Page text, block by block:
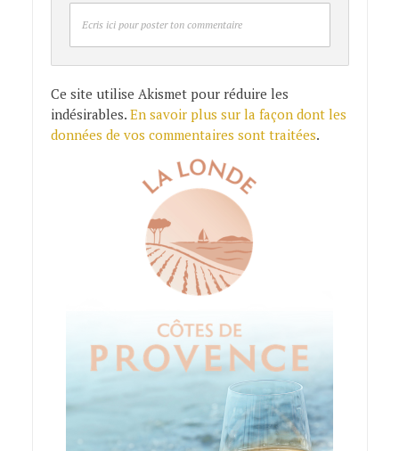
Ecris ici pour poster ton commentaire
Ce site utilise Akismet pour réduire les
indésirables. En savoir plus sur la façon dont les
données de vos commentaires sont traitées.